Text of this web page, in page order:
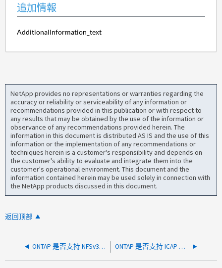
追加情報
AdditionalInformation_text
NetApp provides no representations or warranties regarding the
accuracy or reliability or serviceability of any information or
recommendations provided in this publication or with respect to
any results that may be obtained by the use of the information or
observance of any recommendations provided herein. The
information in this document is distributed AS IS and the use of this
information or the implementation of any recommendations or
techniques herein is a customer's responsibility and depends on
the customer's ability to evaluate and integrate them into the
customer's operational environment. This document and the
information contained herein may be used solely in connection with
the NetApp products discussed in this document.
返回顶部
ONTAP 是否支持 NFSv3 VAAI-NAS UNAMP 功能？ ONTAP 是否支持 ICAP 与 Trend Micro AV 扫描的集成